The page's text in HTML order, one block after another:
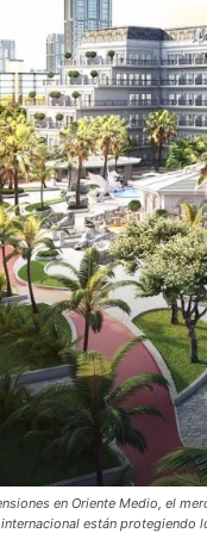
en Oriente Medio, el
están protegiendo